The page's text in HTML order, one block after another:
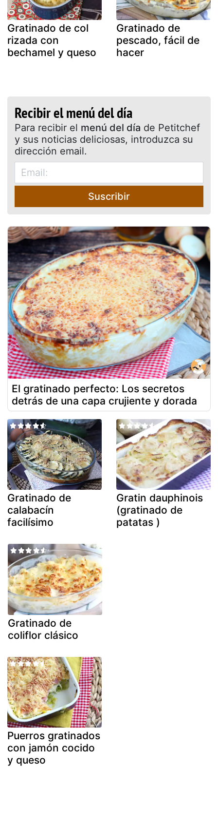
Gratinado de col
rizada con
bechamel y queso
Gratinado de
pescado, fácil de
hacer
Recibir el menú del día
Para recibir el menú del día de Petitchef
y sus noticias deliciosas, introduzca su
dirección email.
Suscribir
El gratinado perfecto: Los secretos
detrás de una capa crujiente y dorada
Gratinado de
calabacín
facilísimo
Gratin dauphinois
(gratinado de
patatas )
Gratinado de
coliflor clásico
Puerros gratinados
con jamón cocido
y queso